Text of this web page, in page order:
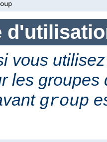
vous
les groupes
group